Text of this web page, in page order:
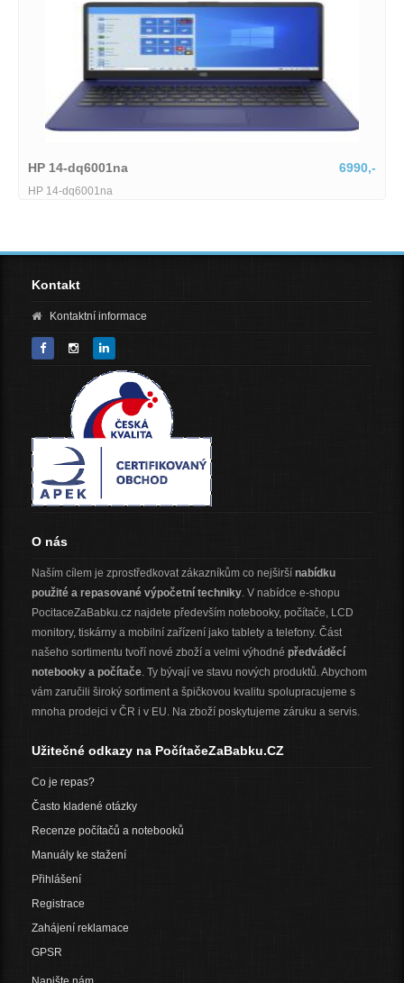
HP 14-dq6001na 6990,-
HP 14-dq6001na
Kontakt
Kontaktní informace
O nás
Naším cílem je zprostředkovat zákazníkům co nejširší nabídku
použité a repasované výpočetní techniky. V nabídce e-shopu
PocitaceZaBabku.cz najdete především notebooky, počítače, LCD
monitory, tiskárny a mobilní zařízení jako tablety a telefony. Část
našeho sortimentu tvoří nové zboží a velmi výhodné předváděcí
notebooky a počítače. Ty bývají ve stavu nových produktů. Abychom
vám zaručili široký sortiment a špičkovou kvalitu spolupracujeme s
mnoha prodejci v ČR i v EU. Na zboží poskytujeme záruku a servis.
Užitečné odkazy na PočítačeZaBabku.CZ
Co je repas?
Často kladené otázky
Recenze počítačů a notebooků
Manuály ke stažení
Přihlášení
Registrace
Zahájení reklamace
GPSR